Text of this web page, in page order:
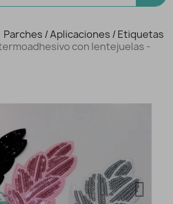
Parches / Aplicaciones / Etiquetas
con lentejuelas -